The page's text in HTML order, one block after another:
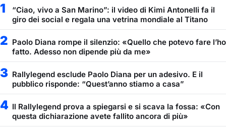
1
“Ciao, vivo a San Marino”: il video di Kimi Antonelli fa il
giro dei social e regala una vetrina mondiale al Titano
2 Paolo Diana rompe il silenzio: «Quello che potevo fare l’ho
fatto. Adesso non dipende più da me»
3 Rallylegend esclude Paolo Diana per un adesivo. E il
pubblico risponde: “Quest’anno stiamo a casa”
4 Il Rallylegend prova a spiegarsi e si scava la fossa: «Con
questa dichiarazione avete fallito ancora di più»